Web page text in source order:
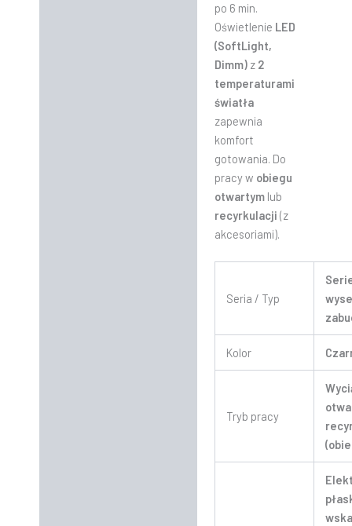
po 6 min.
Oświetlenie LED
(SoftLight,
Dimm)z 2
temperaturami
światła
zapewnia
komfort
gotowania. Do
pracy w obiegu
otwartymlub
recyrkulacji (z
akcesoriami).
Seria / Typ
Kolor
Tryb pracy